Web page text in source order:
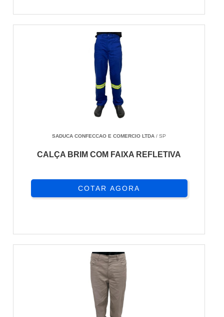
SADUCA CONFECCAO E COMERCIO LTDA / SP
CALÇA BRIM COM FAIXA REFLETIVA
COTAR AGORA